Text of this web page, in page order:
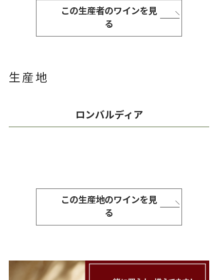
この生産者のワインを見
る
生産地
ロンバルディア
この生産地のワインを見
る